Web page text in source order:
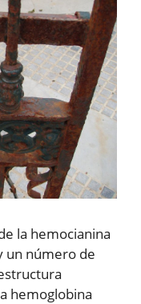
la hemocianina
un número de
hemoglobina